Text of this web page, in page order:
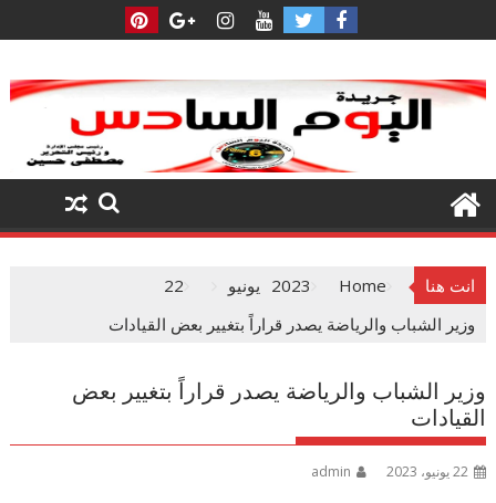
to
انت هنا Home
2023 يونيو
22
وزير الشباب والرياضة يصدر قراراً بتغيير بعض القيادات
وزير الشباب والرياضة يصدر قراراً بتغيير بعض
القيادات
22 يونيو، 2023 admin